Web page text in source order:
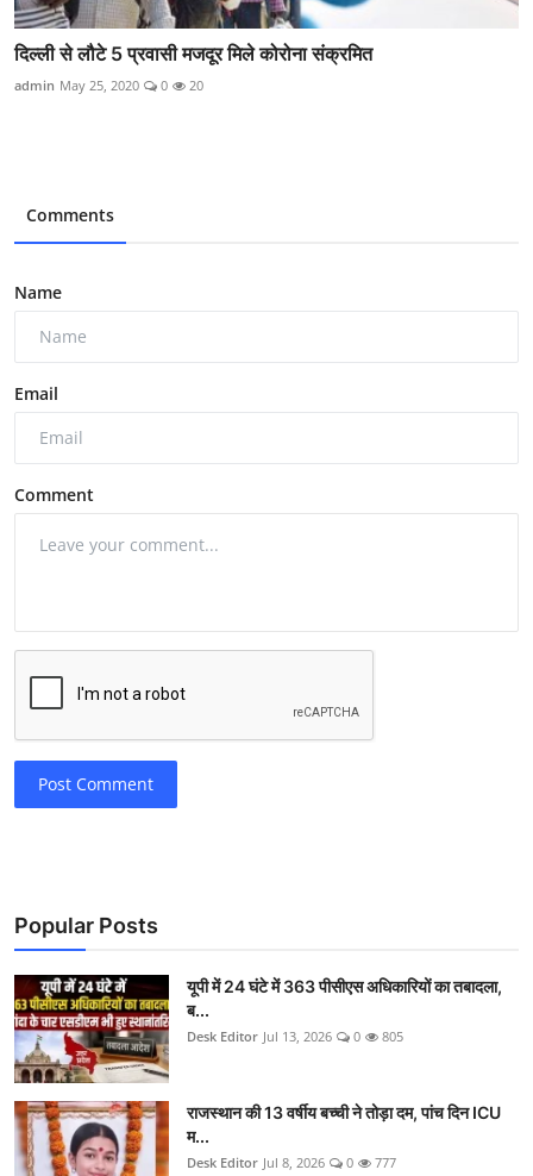
दिल्ली से लौटे 5 प्रवासी मजदूर मिले कोरोना संक्रमित
admin May 25, 2020 0 20
Comments
Name
Email
Comment
Post Comment
Popular Posts
यूपी में 24 घंटे में 363 पीसीएस अधिकारियों का तबादला,
ब...
Desk Editor Jul 13, 2026 0 805
राजस्थान की 13 वर्षीय बच्ची ने तोड़ा दम, पांच दिन ICU
म...
Desk Editor Jul 8, 2026 0 777